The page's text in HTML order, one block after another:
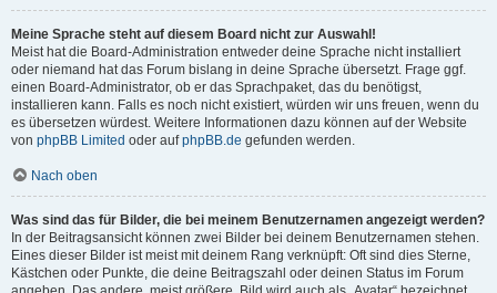
Meine Sprache steht auf diesem Board nicht zur Auswahl!
Meist hat die Board-Administration entweder deine Sprache nicht installiert
oder niemand hat das Forum bislang in deine Sprache übersetzt. Frage ggf.
einen Board-Administrator, ob er das Sprachpaket, das du benötigst,
installieren kann. Falls es noch nicht existiert, würden wir uns freuen, wenn du
es übersetzen würdest. Weitere Informationen dazu können auf der Website
von phpBB Limited oder aufphpBB.de gefunden werden.
Nach oben
Was sind das für Bilder, die bei meinem Benutzernamen angezeigt werden?
In der Beitragsansicht können zwei Bilder bei deinem Benutzernamen stehen.
Eines dieser Bilder ist meist mit deinem Rang verknüpft: Oft sind dies Sterne,
Kästchen oder Punkte, die deine Beitragszahl oder deinen Status im Forum